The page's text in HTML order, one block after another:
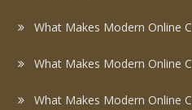
What Makes Modern Online
What Makes Modern Online
What Makes Modern Online